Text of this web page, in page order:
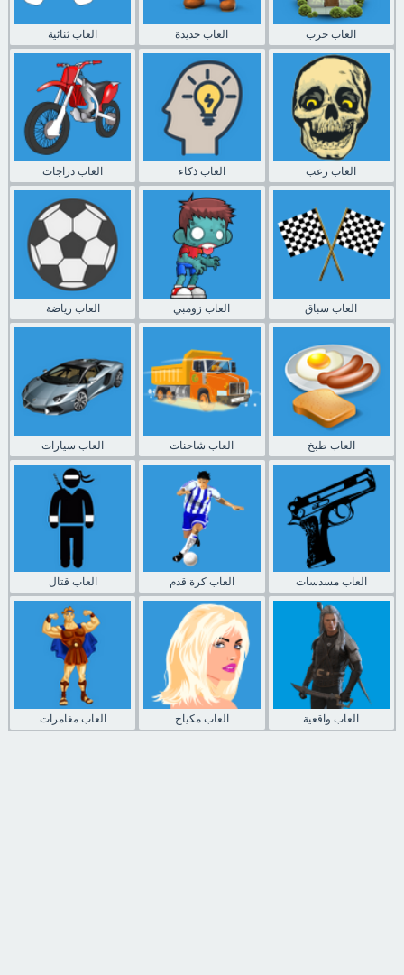
العاب ثنائية العاب جديدة العاب حرب
العاب دراجات العاب ذكاء العاب رعب
العاب رياضة العاب زومبي العاب سباق
العاب سيارات العاب شاحنات العاب طبخ
العاب قتال العاب كرة قدم العاب مسدسات
العاب مغامرات العاب مكياج العاب واقعية